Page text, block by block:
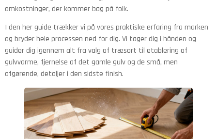
omkostninger, der kommer bag på folk.
I den her guide trækker vi på vores praktiske erfaring fra marken
og bryder hele processen ned for dig. Vi tager dig i hånden og
guider dig igennem alt fra valg af træsort til etablering af
gulvvarme, fjernelse af det gamle gulv og de små, men
afgørende, detaljer i den sidste finish.